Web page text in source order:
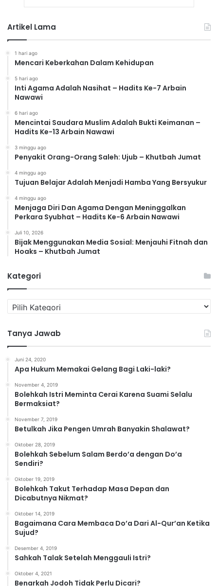
Artikel Lama
1 hari ago
Mencari Keberkahan Dalam Kehidupan
5 hari ago
Inti Agama Adalah Nasihat – Hadits Ke-7 Arbain
Nawawi
6 hari ago
Mencintai Saudara Muslim Adalah Bukti Keimanan –
Hadits Ke-13 Arbain Nawawi
3 minggu ago
Penyakit Orang-Orang Saleh: Ujub – Khutbah Jumat
4 minggu ago
Tujuan Belajar Adalah Menjadi Hamba Yang Bersyukur
4 minggu ago
Menjaga Diri Dan Agama Dengan Meninggalkan
Perkara Syubhat – Hadits Ke-6 Arbain Nawawi
Juli 10, 2026
Bijak Menggunakan Media Sosial: Menjauhi Fitnah dan
Hoaks – Khutbah Jumat
Kategori
a
e
g
Tanya Jawab
Juni 24, 2020
Apa Hukum Memakai Gelang Bagi Laki-laki?
November 4, 2019
Bolehkah Istri Meminta Cerai Karena Suami Selalu
Bermaksiat?
November 7, 2019
Betulkah Jika Pengen Umrah Banyakin Shalawat?
Oktober 28, 2019
Bolehkah Sebelum Salam Berdo’a dengan Do’a
Sendiri?
Oktober 19, 2019
Bolehkah Takut Terhadap Masa Depan dan
Dicabutnya Nikmat?
Oktober 14, 2019
Bagaimana Cara Membaca Do’a Dari Al-Qur’an Ketika
Sujud?
Desember 4, 2019
Sahkah Talak Setelah Menggauli Istri?
Oktober 4, 2021
Benarkah Jodoh Tidak Perlu Dicari?